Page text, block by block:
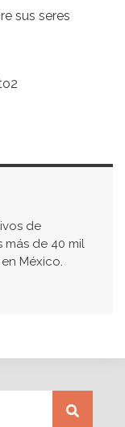
sus seres
de
más de 40 mil
México.